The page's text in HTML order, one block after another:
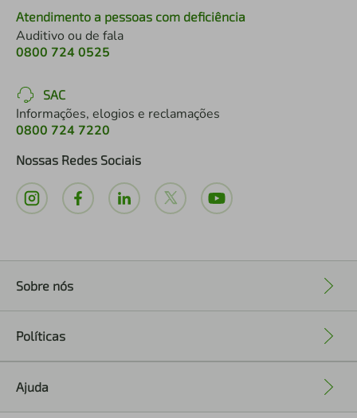
Atendimento a pessoas com deficiência
Auditivo ou de fala
0800 724 0525
SAC
Informações, elogios e reclamações
0800 724 7220
Nossas Redes Sociais
Sobre nós
Políticas
Ajuda